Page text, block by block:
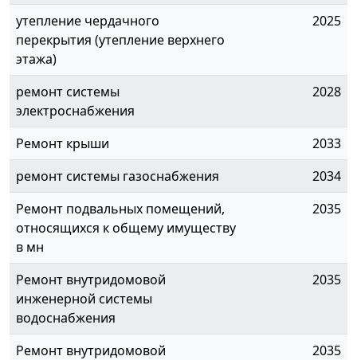
утепление чердачного
перекрытия (утепление верхнего
этажа)
2025
ремонт системы
электроснабжения
2028
Ремонт крыши
2033
ремонт системы газоснабжения
2034
Ремонт подвальных помещений,
относящихся к общему имуществу
в мн
2035
Ремонт внутридомовой
инженерной системы
водоснабжения
2035
Ремонт внутридомовой
2035